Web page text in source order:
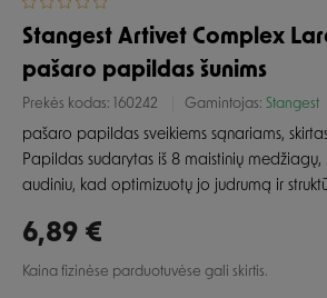
Stangest Artivet Complex
pašaro papildas šunims
Prekės kodas: 160242 Gamintojas: Stangest
pašaro papildas sveikiems sąnariams,
Papildas sudarytas iš 8 maistinių medžiagų,
audiniu, kad optimizuotų jo judrumą ir
6,89 €
Kaina fizinėse parduotuvėse gali skirtis.